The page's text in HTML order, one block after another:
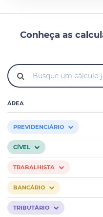
Conheça as
ÁREA
PREVIDENCIÁRIO
CÍVEL
TRABALHISTA
BANCÁRIO
TRIBUTÁRIO